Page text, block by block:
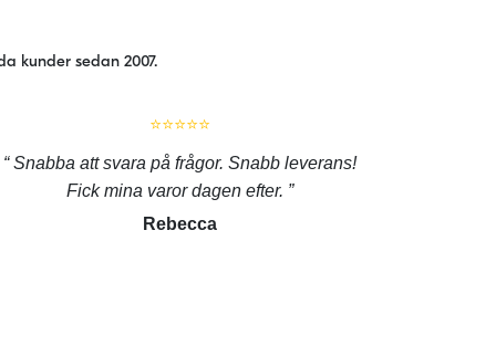
kunder sedan 2007.
⭐⭐⭐⭐⭐
Snabba att svara på frågor. Snabb leverans!
Fick mina varor dagen efter.
Rebecca